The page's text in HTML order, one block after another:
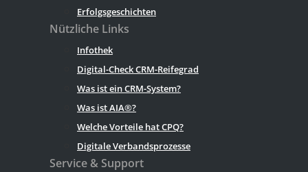
Erfolgsgeschichten
Nützliche Links
Infothek
Digital-Check CRM-Reifegrad
Was ist ein CRM-System?
Was ist AIA®?
Welche Vorteile hat CPQ?
Digitale Verbandsprozesse
Service & Support